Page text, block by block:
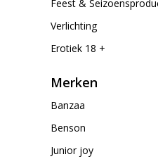
Feest &
Verlichting
Erotiek 18 +
Merken
Banzaa
Benson
Junior joy